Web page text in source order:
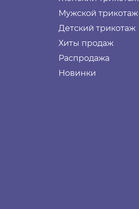
Мужской трикотаж
Детский трикотаж
Хиты продаж
Распродажа
Новинки